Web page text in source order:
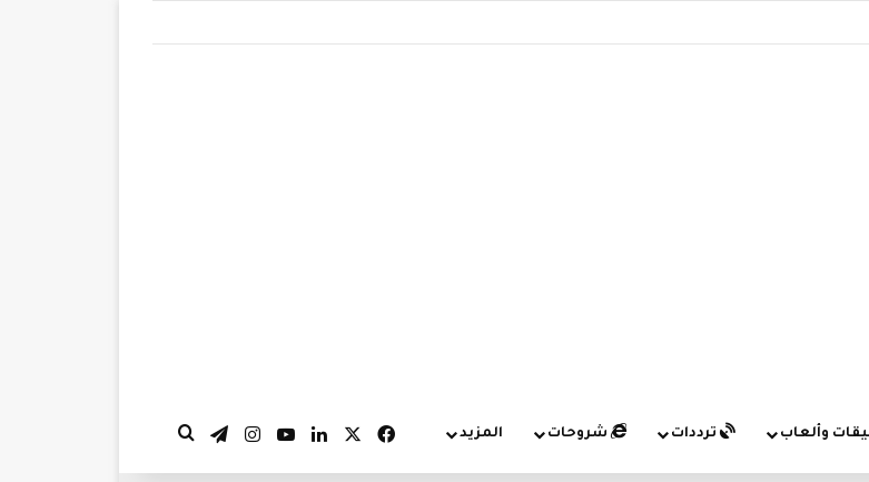
وألعاب ترددات شروحات المزيد فيسبوك لينكدإن‫YouTubeانستقرام
تيلقرام